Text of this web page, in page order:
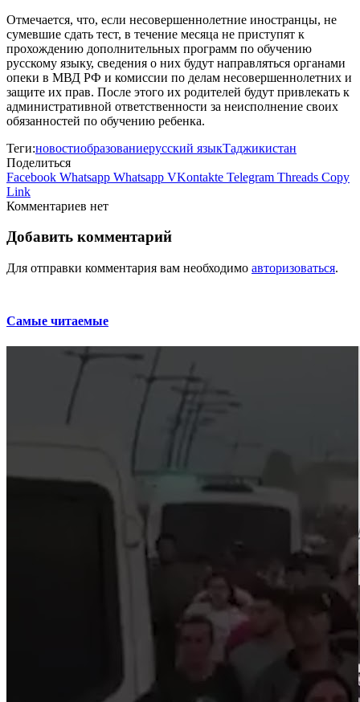
Отмечается, что, если несовершеннолетние иностранцы, не
сумевшие сдать тест, в течение месяца не приступят к
прохождению дополнительных программ по обучению
русскому языку, сведения о них будут направляться органами
опеки в МВД РФ и комиссии по делам несовершеннолетних и
защите их прав. После этого их родителей будут привлекать к
административной ответственности за неисполнение своих
обязанностей по обучению ребенка.
Теги:новостиобразованиерусский языкТаджикистан
Поделиться
Facebook Whatsapp Whatsapp VKontakte Telegram Threads Copy
Link
Комментариев нет
Добавить комментарий
Для отправки комментария вам необходимо авторизоваться.
Самые читаемые